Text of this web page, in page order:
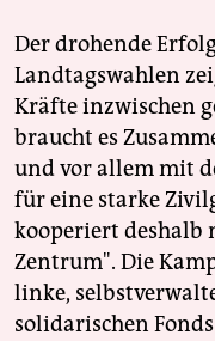
Der drohende
Landtagswahlen
Kräfte inzwischen
braucht es
und vor allem mit
für eine starke
kooperiert deshalb
Zentrum". Die
linke,
solidarischen